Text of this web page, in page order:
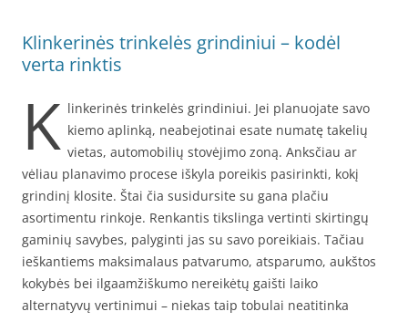
Klinkerinės trinkelės grindiniui – kodėl
verta rinktis
K linkerinės trinkelės grindiniui. Jei planuojate savo
kiemo aplinką, neabejotinai esate numatę takelių
vietas, automobilių stovėjimo zoną. Anksčiau ar
vėliau planavimo procese iškyla poreikis pasirinkti, kokį
grindinį klosite. Štai čia susidursite su gana plačiu
asortimentu rinkoje. Renkantis tikslinga vertinti skirtingų
gaminių savybes, palyginti jas su savo poreikiais. Tačiau
ieškantiems maksimalaus patvarumo, atsparumo, aukštos
kokybės bei ilgaamžiškumo nereikėtų gaišti laiko
alternatyvų vertinimui – niekas taip tobulai neatitinka